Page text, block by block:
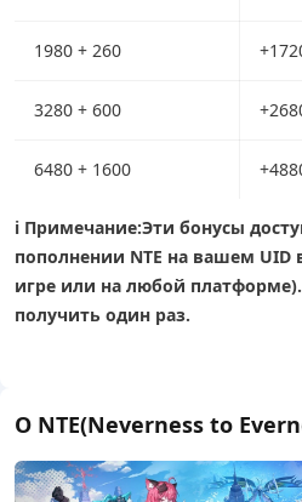
1980 + 260
3280 + 600
6480 + 1600
ℹ️ Примечание:Эти бонусы
пополнении NTE на вашем UID
игре или на любой
получить один раз.
О NTE(Neverness to